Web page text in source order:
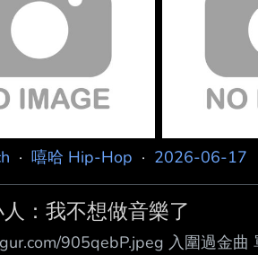
· 嘻哈 Hip-Hop · 2026-06-17
：我不想做音樂了
905qebP.jpeg 入圍過金曲